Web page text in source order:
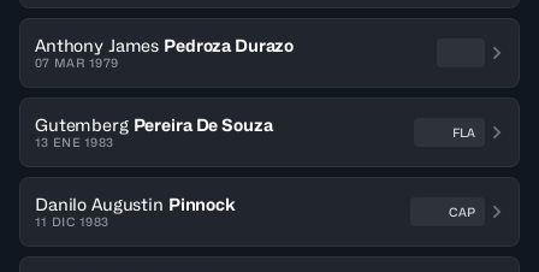
Anthony James Pedroza Durazo
07 MAR 1979
Gutemberg Pereira De Souza
13 ENE 1983
FLA
Danilo Augustin Pinnock
11 DIC 1983
CAP